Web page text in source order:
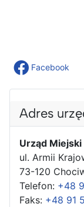
Facebook
Adres
Urząd
ul. Armii
73-120
Telefon: +48
Faks: +48 91